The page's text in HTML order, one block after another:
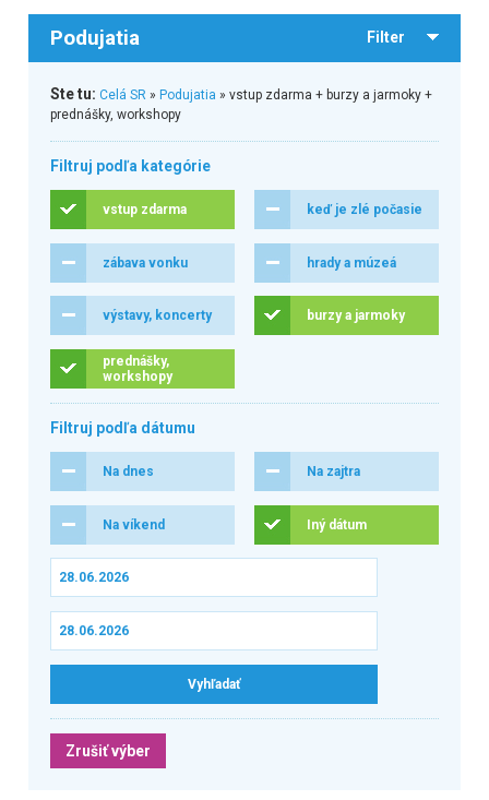
Podujatia Filter
Ste tu: Celá SR» Podujatia » vstup zdarma + burzy a jarmoky +
prednášky, workshopy
Filtruj podľa kategórie
vstup zdarma keď je zlé počasie
zábava vonku hrady a múzeá
výstavy, koncerty burzy a jarmoky
prednášky,
workshopy
Filtruj podľa dátumu
Na dnes Na zajtra
Na víkend Iný dátum
Zrušiť výber